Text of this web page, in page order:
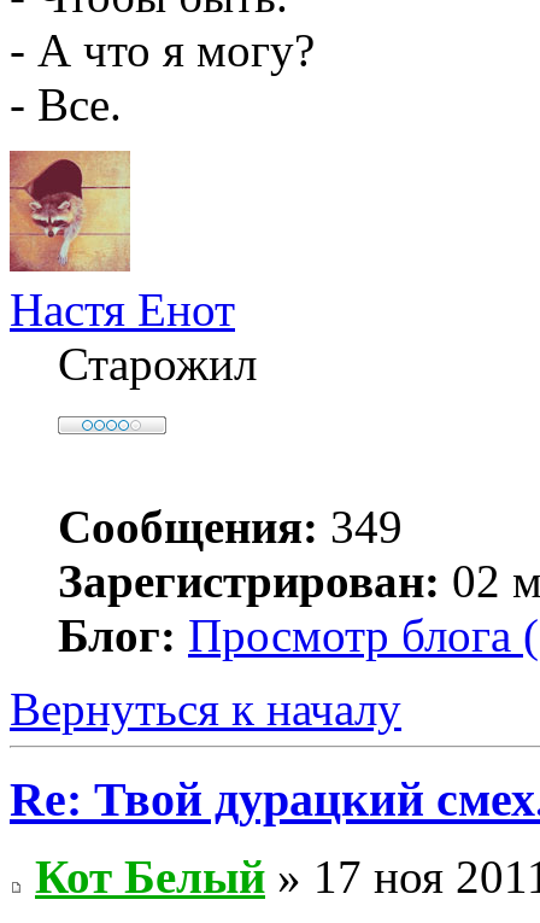
- А что я могу?
- Все.
Настя Енот
Старожил
Сообщения: 349
Зарегистрирован: 02
Блог: Просмотр блога
Вернуться к началу
Re: Твой дурацкий
Кот Белый » 17 ноя